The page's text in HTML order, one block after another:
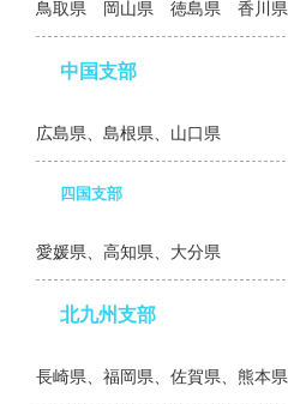
鳥取県 岡山県 徳島県 香川県
中国支部
広島県、島根県、山口県
四国支部
愛媛県、高知県、大分県
北九州支部
長崎県、福岡県、佐賀県、熊本県